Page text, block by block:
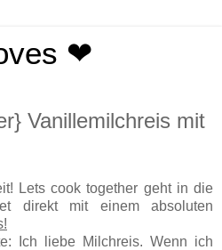
❤
Vanillemilchreis mit
Lets cook together geht in die
direkt mit einem absoluten
Ich liebe Milchreis. Wenn ich